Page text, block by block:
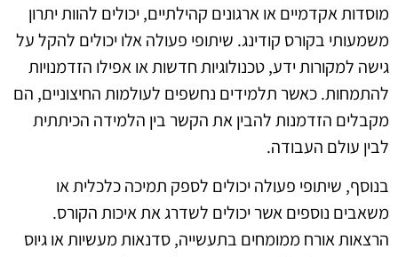
מוסדות אקדמיים או ארגונים קהילתיים, יכולים להוות יתרון
משמעותי בקורס קודינג. שיתופי פעולה אלו יכולים להקל על
גישה למקורות ידע, טכנולוגיות חדשות או אפילו הזדמנויות
להתמחות. כאשר תלמידים נחשפים לעולמות החיצוניים, הם
מקבלים הזדמנות להבין את הקשר בין הלמידה הכיתתית
לבין עולם העבודה.
בנוסף, שיתופי פעולה יכולים לספק תמיכה כלכלית או
משאבים נוספים אשר יכולים לשדרג את איכות הקורס.
הרצאות אורח ממומחים בתעשייה, סדנאות מעשיות או גיוס